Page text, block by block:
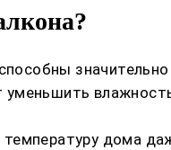
дома